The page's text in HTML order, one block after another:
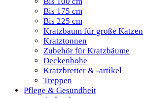
Bis 175 cm
Bis 225 cm
Kratzbaum für große Katzen
Kratztonnen
Zubehör für Kratzbäume
Deckenhohe
Kratzbretter & -artikel
Treppen
Pflege & Gesundheit